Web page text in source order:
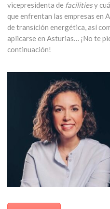
vicepresidenta de facilitiesy
que enfrentan las empresas en
de transición energética, así
aplicarse en Asturias… ¡No te
continuación!